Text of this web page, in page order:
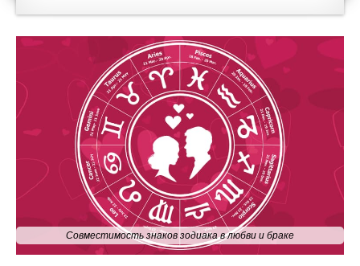
Совместимость знаков зодиака в любви и браке